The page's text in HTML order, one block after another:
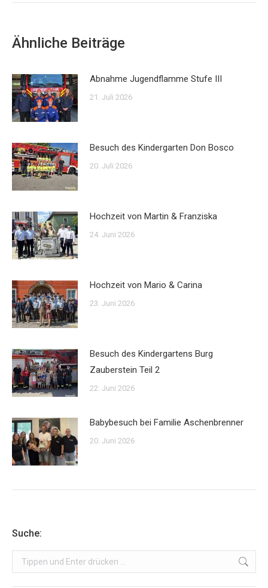
Ähnliche Beiträge
Abnahme Jugendflamme Stufe III
21. Juli 2026
Besuch des Kindergarten Don Bosco
20. Juli 2026
Hochzeit von Martin & Franziska
24. Juni 2026
Hochzeit von Mario & Carina
23. Juni 2026
Besuch des Kindergartens Burg
Zauberstein Teil 2
22. Juni 2026
Babybesuch bei Familie Aschenbrenner
20. Juni 2026
Suche:
Search: